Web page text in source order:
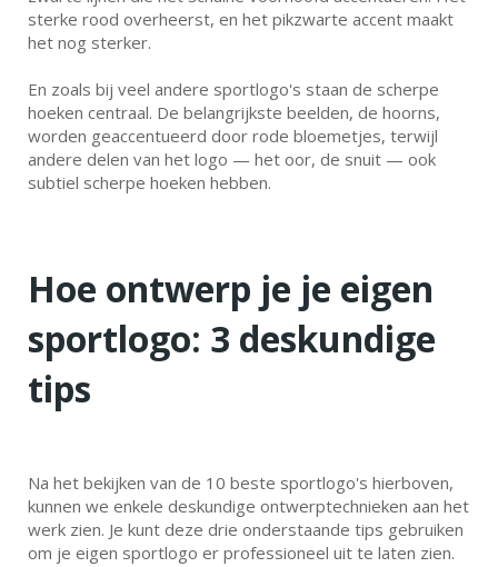
sterke rood overheerst, en het pikzwarte accent maakt
het nog sterker.
En zoals bij veel andere sportlogo's staan de scherpe
hoeken centraal. De belangrijkste beelden, de hoorns,
worden geaccentueerd door rode bloemetjes, terwijl
andere delen van het logo — het oor, de snuit — ook
subtiel scherpe hoeken hebben.
Hoe ontwerp je je eigen
sportlogo: 3 deskundige
tips
Na het bekijken van de 10 beste sportlogo's hierboven,
kunnen we enkele deskundige ontwerptechnieken aan het
werk zien. Je kunt deze drie onderstaande tips gebruiken
om je eigen sportlogo er professioneel uit te laten zien.